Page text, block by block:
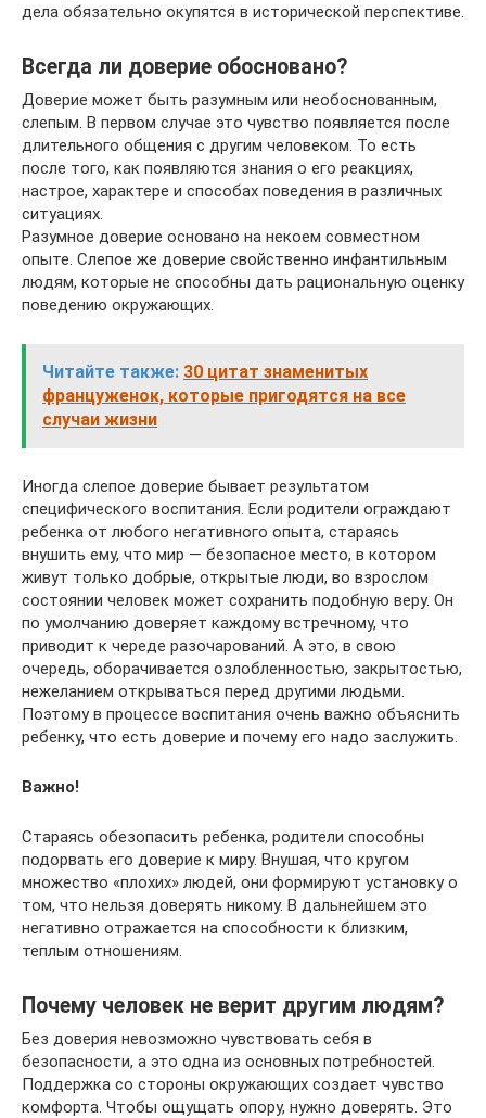
дела обязательно окупятся в исторической перспективе.
Всегда ли доверие обосновано?
Доверие может быть разумным или необоснованным,
слепым. В первом случае это чувство появляется после
длительного общения с другим человеком. То есть
после того, как появляются знания о его реакциях,
настрое, характере и способах поведения в различных
ситуациях.
Разумное доверие основано на некоем совместном
опыте. Слепое же доверие свойственно инфантильным
людям, которые не способны дать рациональную оценку
поведению окружающих.
Читайте также: 30 цитат знаменитых
француженок, которые пригодятся на все
случаи жизни
Иногда слепое доверие бывает результатом
специфического воспитания. Если родители ограждают
ребенка от любого негативного опыта, стараясь
внушить ему, что мир — безопасное место, в котором
живут только добрые, открытые люди, во взрослом
состоянии человек может сохранить подобную веру. Он
по умолчанию доверяет каждому встречному, что
приводит к череде разочарований. А это, в свою
очередь, оборачивается озлобленностью, закрытостью,
нежеланием открываться перед другими людьми.
Поэтому в процессе воспитания очень важно объяснить
ребенку, что есть доверие и почему его надо заслужить.
Важно!
Стараясь обезопасить ребенка, родители способны
подорвать его доверие к миру. Внушая, что кругом
множество «плохих» людей, они формируют установку о
том, что нельзя доверять никому. В дальнейшем это
негативно отражается на способности к близким,
теплым отношениям.
Почему человек не верит другим людям?
Без доверия невозможно чувствовать себя в
безопасности, а это одна из основных потребностей.
Поддержка со стороны окружающих создает чувство
комфорта. Чтобы ощущать опору, нужно доверять. Это